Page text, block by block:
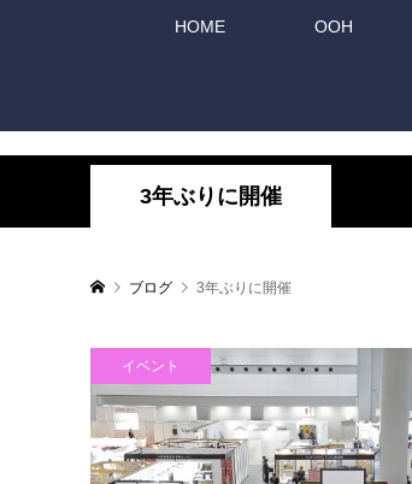
HOME OOH
3年ぶりに開催
ブログ 3年ぶりに開催
イベント